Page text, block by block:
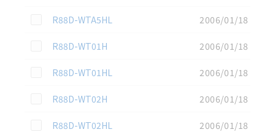
この資料を選択
R88D-WTA5HL
2006/01/18
この資料を選択
R88D-WT01H
2006/01/18
この資料を選択
R88D-WT01HL
2006/01/18
この資料を選択
R88D-WT02H
2006/01/18
この資料を選択
R88D-WT02HL
2006/01/18